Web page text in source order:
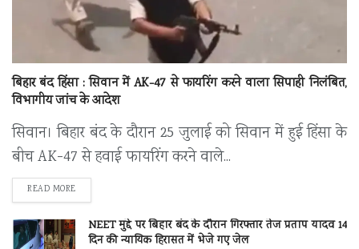
बिहार बंद हिंसा : सिवान में AK-47 से फायरिंग करने वाला सिपाही निलंबित,
विभागीय जांच के आदेश
सिवान। बिहार बंद के दौरान 25 जुलाई को सिवान में हुई हिंसा के
बीच AK-47 से हवाई फायरिंग करने वाले...
READ MOREDETAILS
NEET मुद्दे पर बिहार बंद के दौरान गिरफ्तार तेज प्रताप यादव 14
दिन की न्यायिक हिरासत में भेजे गए जेल